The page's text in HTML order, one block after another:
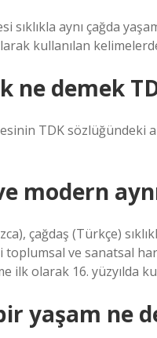
sıklıkla aynı çağda
kullanılan
ne demek
TDK sözlüğündeki
modern
çağdaş (Türkçe)
ve sanatsal
ilk olarak 16. yüzyılda
yaşam ne